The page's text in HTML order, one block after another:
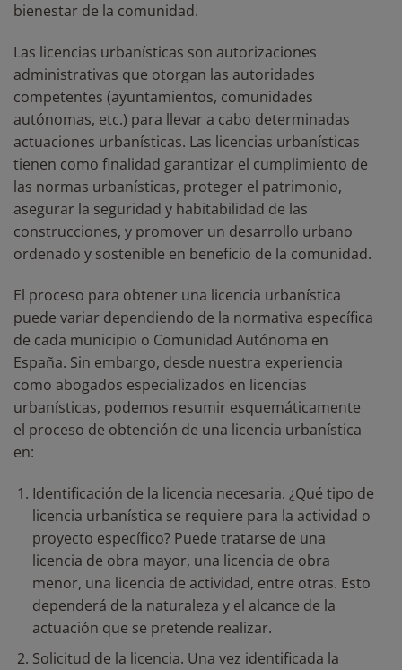
bienestar de la comunidad.
Las licencias urbanísticas son autorizaciones
administrativas que otorgan las autoridades
competentes (ayuntamientos, comunidades
autónomas, etc.) para llevar a cabo determinadas
actuaciones urbanísticas. Las licencias urbanísticas
tienen como finalidad garantizar el cumplimiento de
las normas urbanísticas, proteger el patrimonio,
asegurar la seguridad y habitabilidad de las
construcciones, y promover un desarrollo urbano
ordenado y sostenible en beneficio de la comunidad.
El proceso para obtener una licencia urbanística
puede variar dependiendo de la normativa específica
de cada municipio o Comunidad Autónoma en
España. Sin embargo, desde nuestra experiencia
como abogados especializados en licencias
urbanísticas, podemos resumir esquemáticamente
el proceso de obtención de una licencia urbanística
en:
Identificación de la licencia necesaria. ¿Qué tipo de
licencia urbanística se requiere para la actividad o
proyecto específico? Puede tratarse de una
licencia de obra mayor, una licencia de obra
menor, una licencia de actividad, entre otras. Esto
dependerá de la naturaleza y el alcance de la
actuación que se pretende realizar.
Solicitud de la licencia. Una vez identificada la